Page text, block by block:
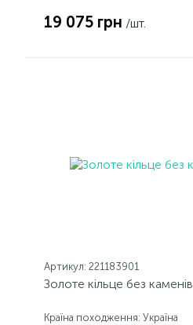
19 075 грн /шт.
Артикул: 221183901
Золоте кільце без каменів
Країна походження: Україна